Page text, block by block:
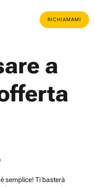
RICHIAMAMI
a
semplice! Ti basterà